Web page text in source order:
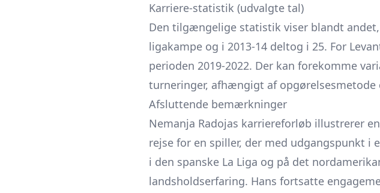
Karriere-statistik (udvalgte tal)
Den tilgængelige statistik viser blandt andet,
ligakampe og i 2013-14 deltog i 25. For
perioden 2019-2022. Der kan forekomme
turneringer, afhængigt af opgørelsesmetode
Afsluttende bemærkninger
Nemanja Radojas karriereforløb illustrerer
rejse for en spiller, der med udgangspunkt
i den spanske La Liga og på det
landsholdserfaring. Hans fortsatte